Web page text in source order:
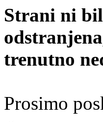
Strani ni
trenutno
Prosimo